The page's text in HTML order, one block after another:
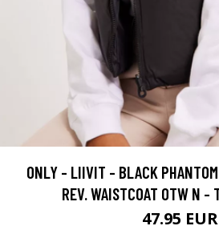
ONLY - LIIVIT - BLACK
REV. WAISTCOAT OTW N -
47.95 EUR